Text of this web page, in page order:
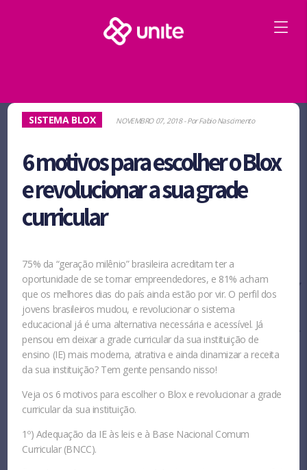
SISTEMA BLOX NOVEMBRO 07, 2018- PorFabio Nascimento
6 motivos para escolher o Blox
e revolucionar a sua grade
curricular
75% da “geração milênio” brasileira acreditam ter a
oportunidade de se tornar empreendedores, e 81% acham
que os melhores dias do país ainda estão por vir. O perfil dos
jovens brasileiros mudou, e revolucionar o sistema
educacional já é uma alternativa necessária e acessível. Já
pensou em deixar a grade curricular da sua instituição de
ensino (IE) mais moderna, atrativa e ainda dinamizar a receita
da sua instituição? Tem gente pensando nisso!
Veja os 6 motivos para escolher o Blox e revolucionar a grade
curricular da sua instituição.
1º) Adequação da IE às leis e à Base Nacional Comum
Curricular (BNCC).